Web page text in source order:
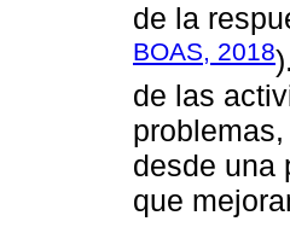
de la
BOAS, 2018
de las
desde una
que